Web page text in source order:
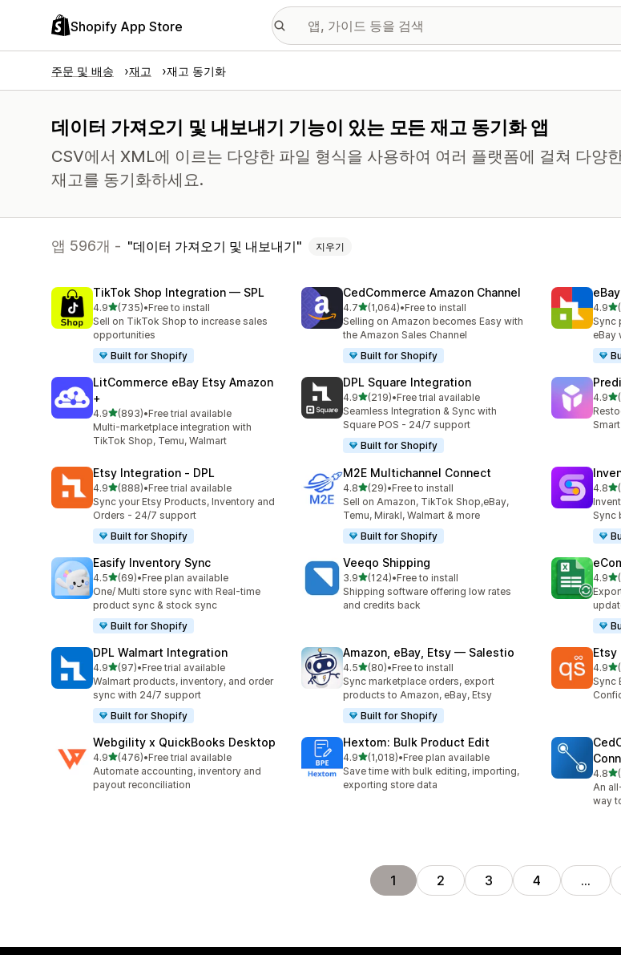
Shopify App Store
주문 및 배송 재고 재고 동기화
데이터 가져오기 및 내보내기 기능이 있는 모든 재고 동기화 앱
CSV에서 XML에 이르는 다양한 파일 형식을 사용하여 여러 플랫폼에 걸쳐 다양
재고를 동기화하세요.
앱 596개 - 데이터 가져오기 및 내보내기 지우기
TikTok Shop Integration — SPL
4.9별 5개 중
(735)
총 리뷰 735개
•Free to install
Sell on TikTok Shop to increase sales
opportunities
Built for Shopify
CedCommerce Amazon Channel
4.7별 5개 중
(1,064)
총 리뷰 1064개
•Free to install
Selling on Amazon becomes Easy with
the Amazon Sales Channel
Built for Shopify
4.9별
총 리
Sync
eBay
LitCommerce eBay Etsy Amazon
+
4.9별 5개 중
(893)
총 리뷰 893개
•Free trial available
Multi-marketplace integration with
TikTok Shop, Temu, Walmart
DPL Square Integration
4.9별 5개 중
(219)
총 리뷰 219개
•Free trial available
Seamless Integration & Sync with
Square POS - 24/7 support
Built for Shopify
4.9별
총 리
Etsy Integration ‑ DPL
4.9별 5개 중
(888)
총 리뷰 888개
•Free trial available
Sync your Etsy Products, Inventory and
Orders - 24/7 support
Built for Shopify
M2E Multichannel Connect
4.8별 5개 중
(29)
총 리뷰 29개
•Free to install
Sell on Amazon, TikTok Shop,eBay,
Temu, Mirakl, Walmart & more
Built for Shopify
4.8별
총 리
Sync
Easify Inventory Sync
4.5별 5개 중
(69)
총 리뷰 69개
•Free plan available
One/ Multi store sync with Real-time
product sync & stock sync
Built for Shopify
Veeqo Shipping
3.9별 5개 중
(124)
총 리뷰 124개
•Free to install
Shipping software offering low rates
and credits back
4.9별
총 리
DPL Walmart Integration
4.9별 5개 중
(97)
총 리뷰 97개
•Free trial available
Walmart products, inventory, and order
sync with 24/7 support
Built for Shopify
Amazon, eBay, Etsy — Salestio
4.5별 5개 중
(80)
총 리뷰 80개
•Free to install
Sync marketplace orders, export
products to Amazon, eBay, Etsy
Built for Shopify
Etsy
4.9별
총 리
Sync
Webgility x QuickBooks Desktop
4.9별 5개 중
(476)
총 리뷰 476개
•Free trial available
Automate accounting, inventory and
payout reconciliation
Hextom: Bulk Product Edit
4.9별 5개 중
(1,018)
총 리뷰 1018개
•Free plan available
Save time with bulk editing, importing,
exporting store data
4.8별
총 리
An
way
1 2 3 4 …